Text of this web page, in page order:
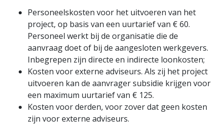
Personeelskosten voor het uitvoeren van het
project, op basis van een uurtarief van € 60.
Personeel werkt bij de organisatie die de
aanvraag doet of bij de aangesloten werkgevers.
Inbegrepen zijn directe en indirecte loonkosten;
Kosten voor externe adviseurs. Als zij het project
uitvoeren kan de aanvrager subsidie krijgen voor
een maximum uurtarief van € 125.
Kosten voor derden, voor zover dat geen kosten
zijn voor externe adviseurs.